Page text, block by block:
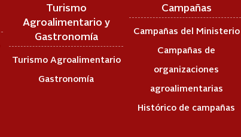
Turismo
Agroalimentario y
Gastronomía
Turismo Agroalimentario
Gastronomía
Campañas
Campañas del Ministerio
Campañas de
organizaciones
agroalimentarias
Histórico de campañas